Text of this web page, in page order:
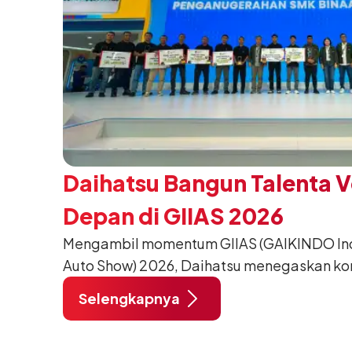
Daihatsu Bangun Talenta
Depan di GIIAS 2026
Mengambil momentum GIIAS (GAIKINDO
Auto Show) 2026, Daihatsu menegaskan
meningkatkan kualitas SDM (Sumber Daya
pendidikan vokasi bertema “Bersama
Selengkapnya